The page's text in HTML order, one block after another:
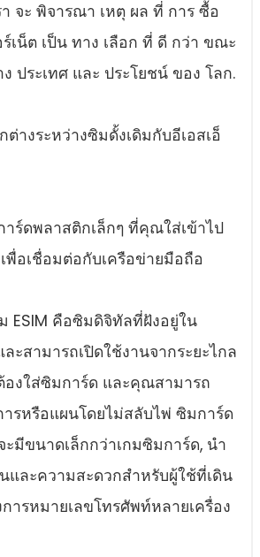
จะ พิจารณา เหตุ ผล ที่ การ ซื้อ
ร์เน็ต เป็น ทาง เลือก ที่ ดี กว่า ขณะ
ประเทศ และ ประโยชน์ ของ โลก.
างระหว่างซิมดั้งเดิมกับอีเอสเอ็
ร์ดพลาสติกเล็กๆ ที่คุณใส่เข้าไป
อเชื่อมต่อกับเครือข่ายมือถือ
ESIM คือซิมดิจิทัลที่ฝังอยู่ใน
สามารถเปิดใช้งานจากระยะไกล
งใส่ซิมการ์ด และคุณสามารถ
ารหรือแผนโดยไม่สลับไพ่ ซิมการ์ด
ะมีขนาดเล็กกว่าเกมซิมการ์ด, นํา
และความสะดวกสําหรับผู้ใช้ที่เดิน
ารหมายเลขโทรศัพท์หลายเครื่อง